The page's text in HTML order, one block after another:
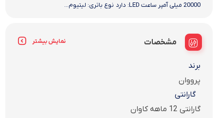
20000 میلی آمپر ساعت LED: دارد نوع باتری: لیتیوم...
مشخصات نمایش بیشتر
برند
پرووان
گارانتی
گارانتی 12 ماهه کاوان